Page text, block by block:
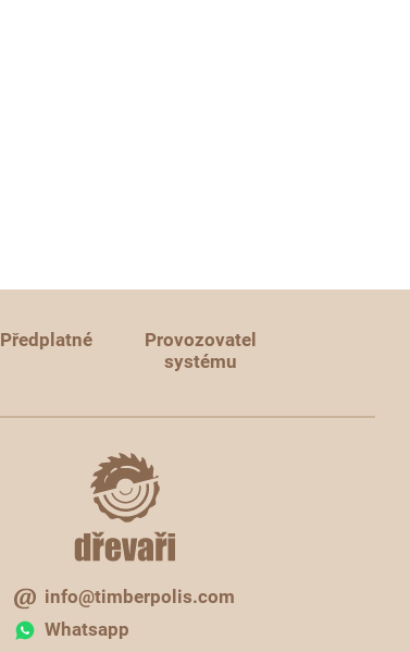
Předplatné
Provozovatel
systému
info@timberpolis.com
Whatsapp